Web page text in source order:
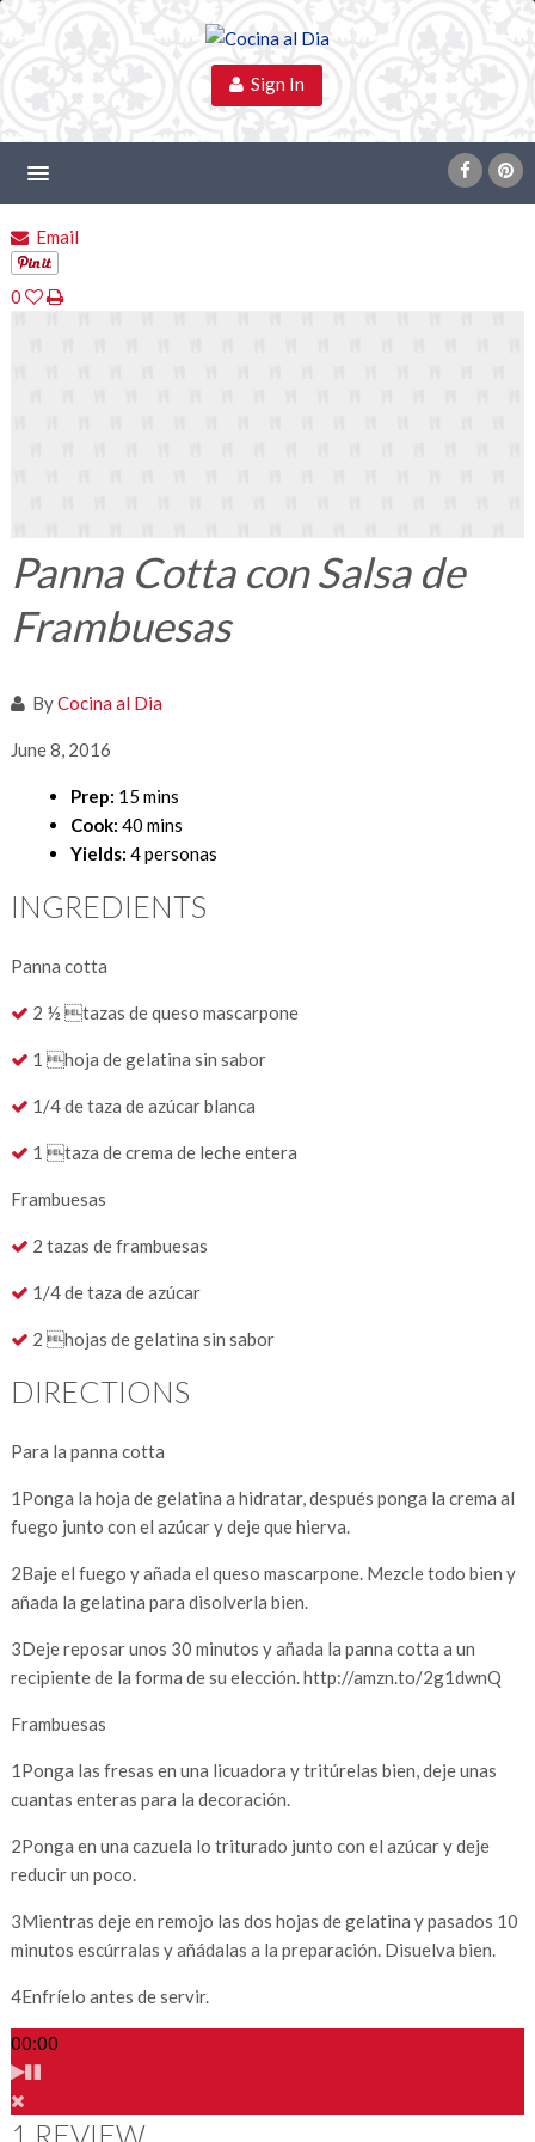
Sign In
Email
0
Panna Cotta con Salsa de
Frambuesas
ByCocina al Dia
June 8, 2016
Prep: 15 mins
Cook: 40 mins
Yields: 4 personas
INGREDIENTS
Panna cotta
2 ½ tazas de queso mascarpone
1 hoja de gelatina sin sabor
1/4 de taza de azúcar blanca
1 taza de crema de leche entera
Frambuesas
2 tazas de frambuesas
1/4 de taza de azúcar
2 hojas de gelatina sin sabor
DIRECTIONS
Para la panna cotta
1Ponga la hoja de gelatina a hidratar, después ponga la crema al
fuego junto con el azúcar y deje que hierva.
2Baje el fuego y añada el queso mascarpone. Mezcle todo bien y
añada la gelatina para disolverla bien.
3Deje reposar unos 30 minutos y añada la panna cotta a un
recipiente de la forma de su elección. http://amzn.to/2g1dwnQ
Frambuesas
1Ponga las fresas en una licuadora y tritúrelas bien, deje unas
cuantas enteras para la decoración.
2Ponga en una cazuela lo triturado junto con el azúcar y deje
reducir un poco.
3Mientras deje en remojo las dos hojas de gelatina y pasados 10
minutos escúrralas y añádalas a la preparación. Disuelva bien.
4Enfríelo antes de servir.
00:00